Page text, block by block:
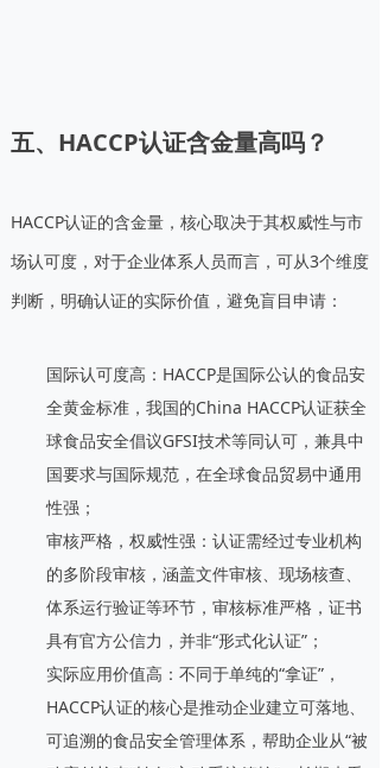
五、HACCP认证含金量高吗？
HACCP认证的含金量，核心取决于其权威性与市
场认可度，对于企业体系人员而言，可从3个维度
判断，明确认证的实际价值，避免盲目申请：
国际认可度高：HACCP是国际公认的食品安
全黄金标准，我国的China HACCP认证获全
球食品安全倡议GFSI技术等同认可，兼具中
国要求与国际规范，在全球食品贸易中通用
性强；
审核严格，权威性强：认证需经过专业机构
的多阶段审核，涵盖文件审核、现场核查、
体系运行验证等环节，审核标准严格，证书
具有官方公信力，并非“形式化认证”；
实际应用价值高：不同于单纯的“拿证”，
HACCP认证的核心是推动企业建立可落地、
可追溯的食品安全管理体系，帮助企业从“被